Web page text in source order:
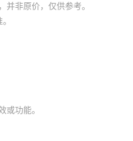
非原价，仅供参考。
功能。